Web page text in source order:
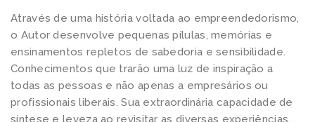
Através de uma história voltada ao empreendedorismo,
o Autor desenvolve pequenas pílulas, memórias e
ensinamentos repletos de sabedoria e sensibilidade.
Conhecimentos que trarão uma luz de inspiração a
todas as pessoas e não apenas a empresários ou
profissionais liberais. Sua extraordinária capacidade de
síntese e leveza ao revisitar as diversas experiências,